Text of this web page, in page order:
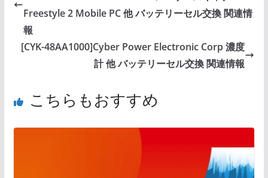
Freestyle 2 Mobile PC 他 バッテリーセル交換 関連情
報
[CYK-48AA1000]Cyber Power Electronic Corp 濃度
計 他 バッテリーセル交換 関連情報
こちらもおすすめ